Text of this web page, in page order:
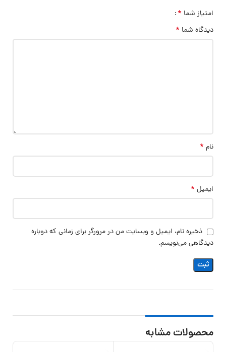
امتیاز شما *
دیدگاه شما *
نام *
ایمیل *
ذخیره نام، ایمیل و وبسایت من در مرورگر برای زمانی که دوباره
دیدگاهی می‌نویسم.
محصولات مشابه